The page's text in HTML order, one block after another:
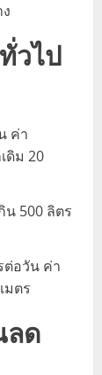
วไป
ค่า
ดิม 20
น 500 ลิตร
ต่อวัน ค่า
มตร
ลด